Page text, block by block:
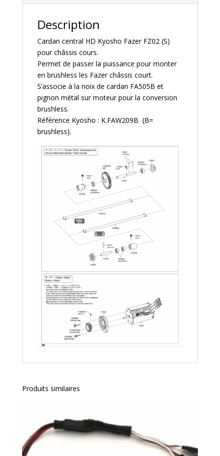
Description
Cardan central HD Kyosho Fazer FZ02 (S)
pour châssis cours.
Permet de passer la puissance pour monter
en brushless les Fazer châssis court.
S’associe à la noix de cardan FA505B et
pignon métal sur moteur pour la conversion
brushless.
Référence Kyosho : K.FAW209B (B=
brushless).
Produits similaires